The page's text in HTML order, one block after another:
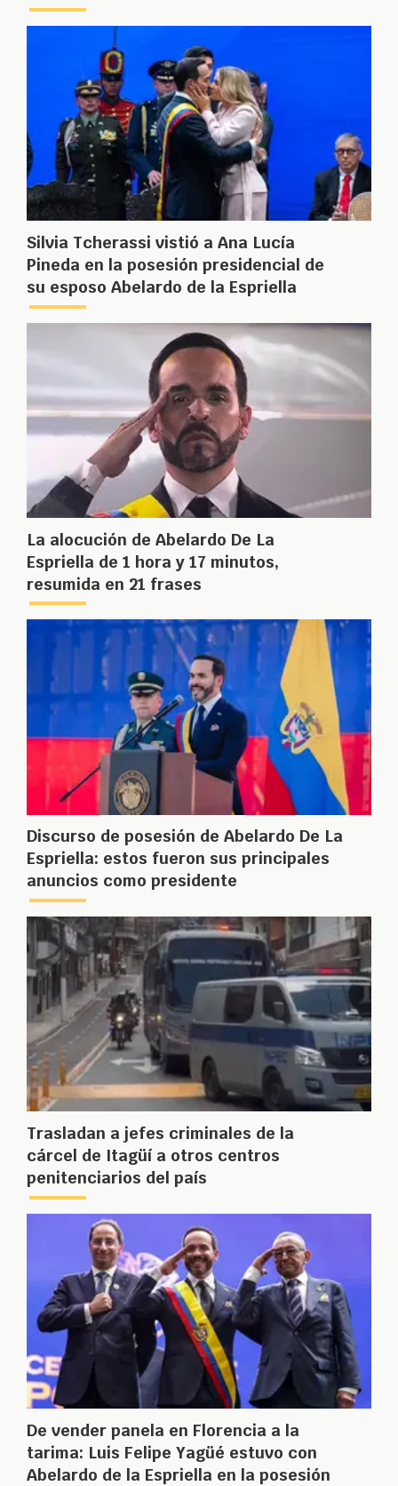
Silvia Tcherassi vistió a Ana Lucía
Pineda en la posesión presidencial de
su esposo Abelardo de la Espriella
La alocución de Abelardo De La
Espriella de 1 hora y 17 minutos,
resumida en 21 frases
Discurso de posesión de Abelardo De La
Espriella: estos fueron sus principales
anuncios como presidente
Trasladan a jefes criminales de la
cárcel de Itagüí a otros centros
penitenciarios del país
De vender panela en Florencia a la
tarima: Luis Felipe Yagüé estuvo con
Abelardo de la Espriella en la posesión